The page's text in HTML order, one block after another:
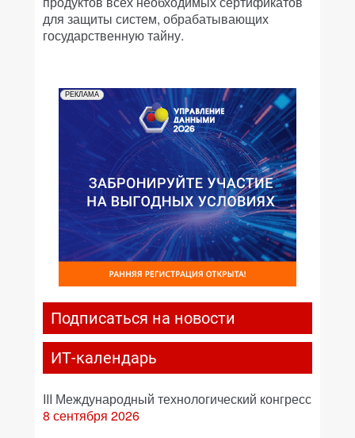
для защиты систем, обрабатывающих
государственную тайну.
РЕКЛАМА
Подписаться на новости
ИТ-календарь
III Международный технологический конгресс
8 сентября 2026